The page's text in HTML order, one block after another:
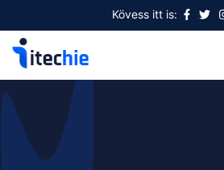
Kövess itt is: